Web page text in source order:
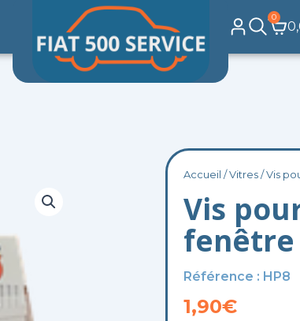
0
Accueil /Vitres/ Vis
Vis
fenêtre
Référence : HP8
1,90€